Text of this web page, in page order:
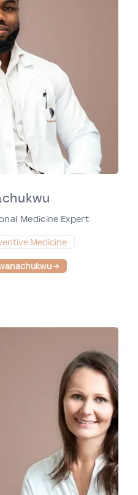
Medicine Expert
Medicine
→